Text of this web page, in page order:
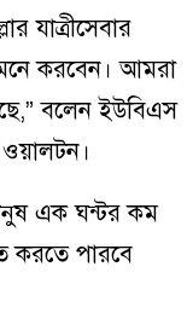
যাত্রীসেবার
মনে করবেন। আমরা
বলেন ইউবিএস
এক ঘন্টর কম
করতে পারবে